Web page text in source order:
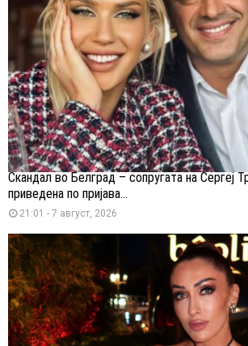
Скандал во Белград – сопругата на Сергеј
приведена по пријава...
21:01 - 7 август, 2026